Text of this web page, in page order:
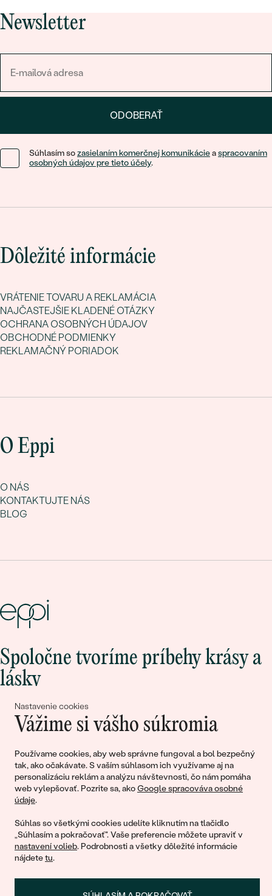
Nastavenie cookies
Vážime si vášho súkromia
Používame cookies, aby web správne fungoval a bol bezpečný
tak, ako očakávate. S vaším súhlasom ich využívame aj na
personalizáciu reklám a analýzu návštevnosti, čo nám pomáha
web vylepšovať. Pozrite sa, akoGoogle spracováva osobné
údaje.
Súhlas so všetkými cookies udelíte kliknutím na tlačidlo
„Súhlasím a pokračovať". Vaše preferencie môžete upraviť v
nastavení volieb. Podrobnosti a všetky dôležité informácie
nájdetetu.
Newsletter
ODOBERAŤ
Súhlasím sozasielaním komerčnej komunikácieaspracovaním
osobných údajov pre tieto účely.
Dôležité informácie
VRÁTENIE TOVARU A REKLAMÁCIA
NAJČASTEJŠIE KLADENÉ OTÁZKY
OCHRANA OSOBNÝCH ÚDAJOV
OBCHODNÉ PODMIENKY
REKLAMAČNÝ PORIADOK
O Eppi
O NÁS
KONTAKTUJTE NÁS
BLOG
Spoločne tvoríme príbehy krásy a
lásky
Pripojte sa k nám!
© 2011 - 2026, Eppi.sk